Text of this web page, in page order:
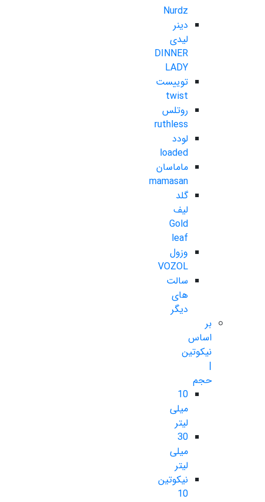
Nurdz
دینر
لیدی
DINNER
LADY
توییست
twist
روتلس
ruthless
لودد
loaded
ماماسان
mamasan
گلد
لیف
Gold
leaf
وزول
VOZOL
سالت
های
دیگر
بر
اساس
نیکوتین
|
حجم
10
میلی
لیتر
30
میلی
لیتر
نیکوتین
10